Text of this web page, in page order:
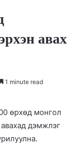
авах
1 minute read
өрхөд монгол
дэмжлэг